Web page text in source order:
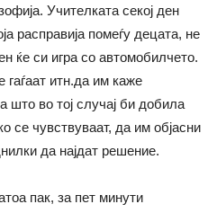
Учителката секој ден
расправија помеѓу децата, не
ќе си игра со автомобилчето.
гаѓаат итн.да им каже
што во тој случај би добила
се чувствуваат, да им објасни
да најдат решение.
пак, за пет минути